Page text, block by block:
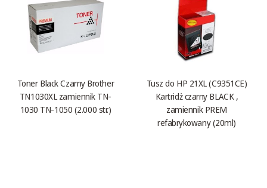
Toner Black Czarny Brother
TN1030XL zamiennik TN-
1030 TN-1050 (2.000 str.)
Tusz do HP 21XL (C9351CE)
Kartridż czarny BLACK ,
zamiennik PREM
refabrykowany (20ml)